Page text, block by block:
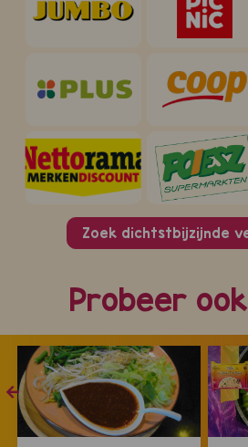
Zoek dichtstbijzijnde
Probeer